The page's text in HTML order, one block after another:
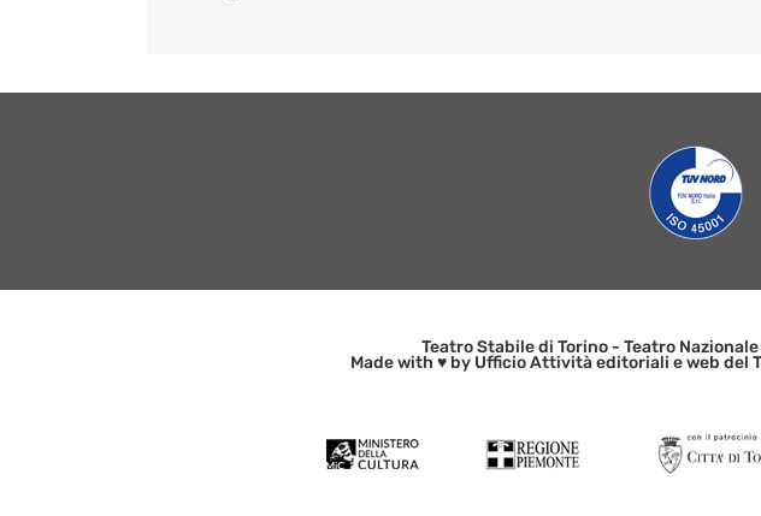
Teatro Stabile di Torino - Teatro
Made with ♥ by Ufficio Attività editoriali e web del